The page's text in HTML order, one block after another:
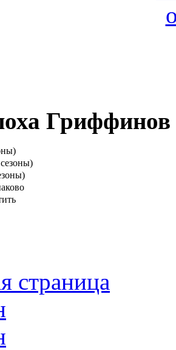
страница